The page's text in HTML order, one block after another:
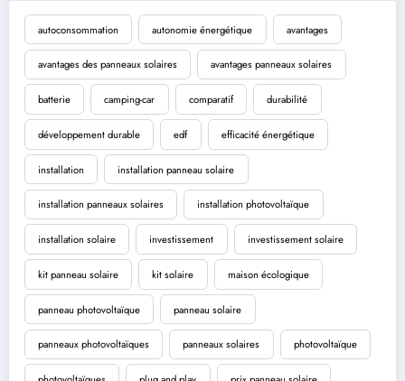
autoconsommation autonomie énergétique avantages
avantages des panneaux solaires avantages panneaux solaires
batterie camping-car comparatif durabilité
développement durable edf efficacité énergétique
installation installation panneau solaire
installation panneaux solaires installation photovoltaïque
installation solaire investissement investissement solaire
kit panneau solaire kit solaire maison écologique
panneau photovoltaïque panneau solaire
panneaux photovoltaïques panneaux solaires photovoltaïque